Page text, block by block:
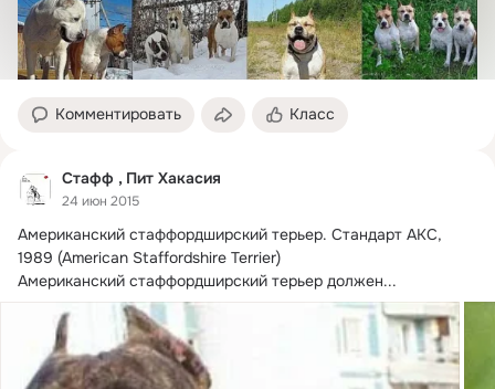
Комментировать Класс
Стафф , Пит Хакасия
24 июн 2015
Американский стаффордширский терьер. Стандарт АКС,
1989 (American Staffordshire Terrier)
Американский стаффордширский терьер должен...